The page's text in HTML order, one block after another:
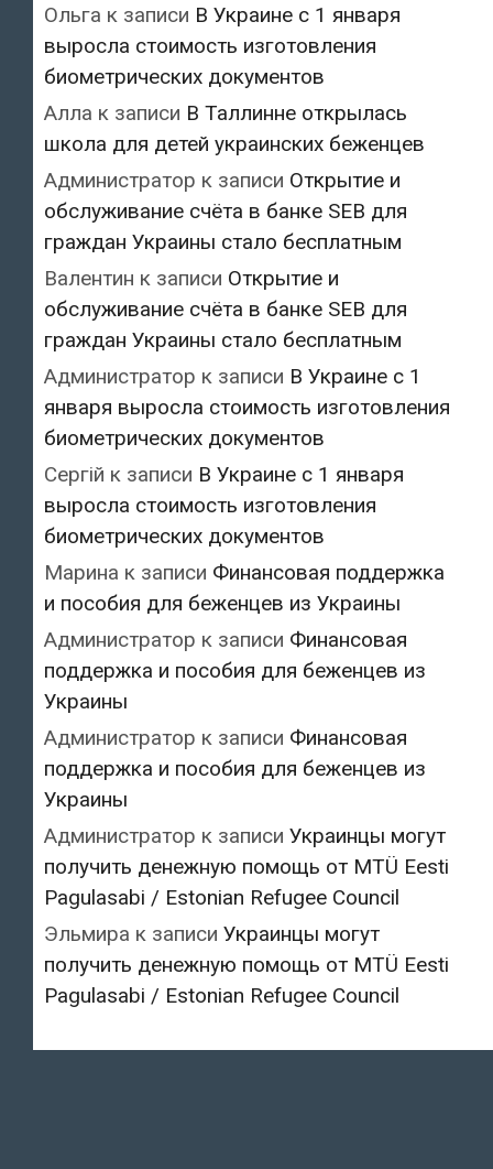
Ольга к записи В Украине с 1 января
выросла стоимость изготовления
биометрических документов
Алла к записи В Таллинне открылась
школа для детей украинских беженцев
Администратор к записи Открытие и
обслуживание счёта в банке SEB для
граждан Украины стало бесплатным
Валентин к записи Открытие и
обслуживание счёта в банке SEB для
граждан Украины стало бесплатным
Администратор к записи В Украине с 1
января выросла стоимость изготовления
биометрических документов
Сергій к записи В Украине с 1 января
выросла стоимость изготовления
биометрических документов
Марина к записи Финансовая поддержка
и пособия для беженцев из Украины
Администратор к записи Финансовая
поддержка и пособия для беженцев из
Украины
Администратор к записи Финансовая
поддержка и пособия для беженцев из
Украины
Администратор к записи Украинцы могут
получить денежную помощь от MTÜ Eesti
Pagulasabi / Estonian Refugee Council
Эльмира к записи Украинцы могут
получить денежную помощь от MTÜ Eesti
Pagulasabi / Estonian Refugee Council